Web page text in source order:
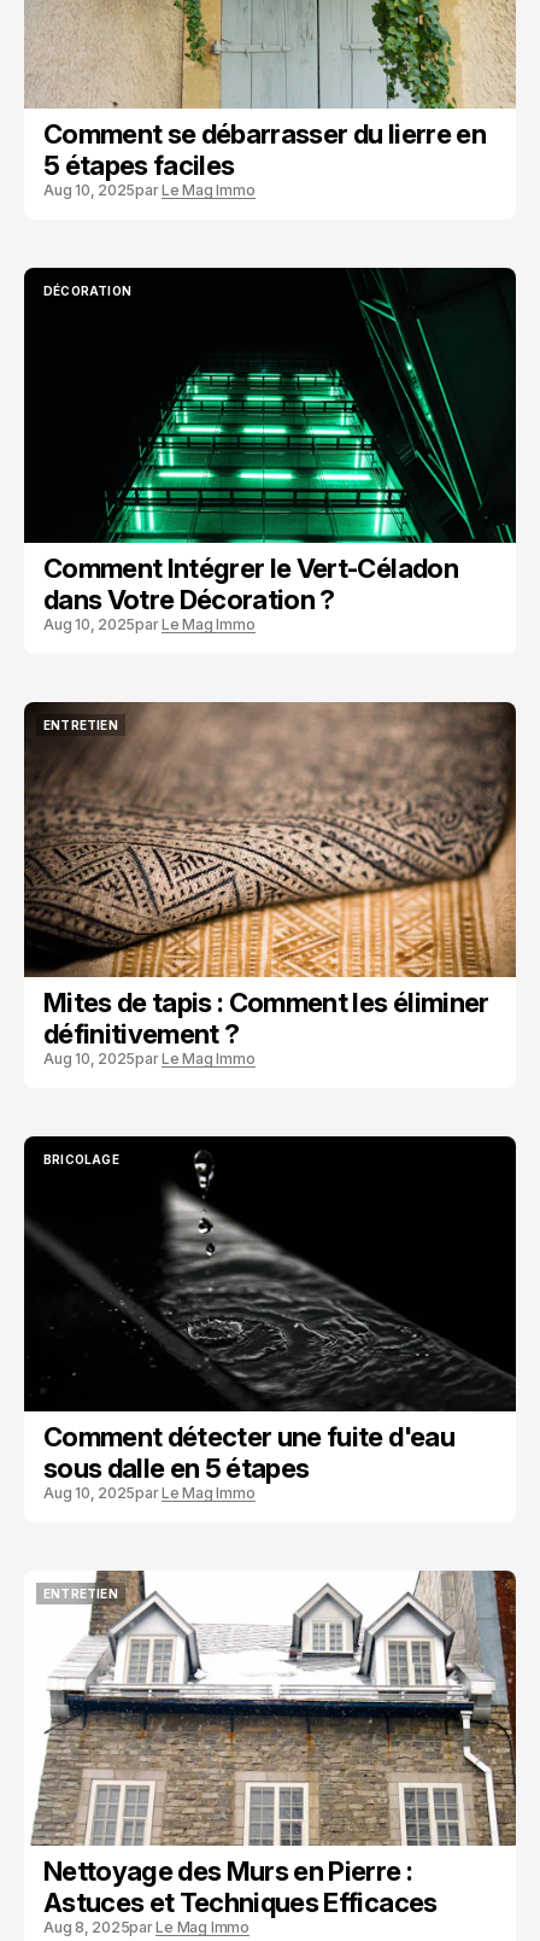
Comment se débarrasser du lierre en
5 étapes faciles
Aug 10, 2025parLe Mag Immo
DÉCORATION
Comment Intégrer le Vert-Céladon
dans Votre Décoration ?
Aug 10, 2025parLe Mag Immo
ENTRETIEN
Mites de tapis : Comment les éliminer
définitivement ?
Aug 10, 2025parLe Mag Immo
BRICOLAGE
Comment détecter une fuite d'eau
sous dalle en 5 étapes
Aug 10, 2025parLe Mag Immo
ENTRETIEN
ENTRETIEN
Nettoyage des Murs en Pierre :
Astuces et Techniques Efficaces
Aug 8, 2025parLe Mag Immo